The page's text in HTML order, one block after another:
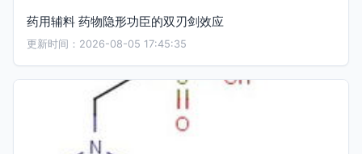
药用辅料 药物隐形功臣的双刃剑效应
更新时间：2026-08-05 17:45:35